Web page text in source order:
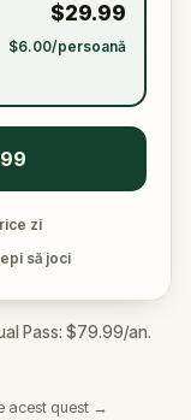
$29.99
$6.00/persoană
zi
să joci
Pass: $79.99/an.
acest quest →